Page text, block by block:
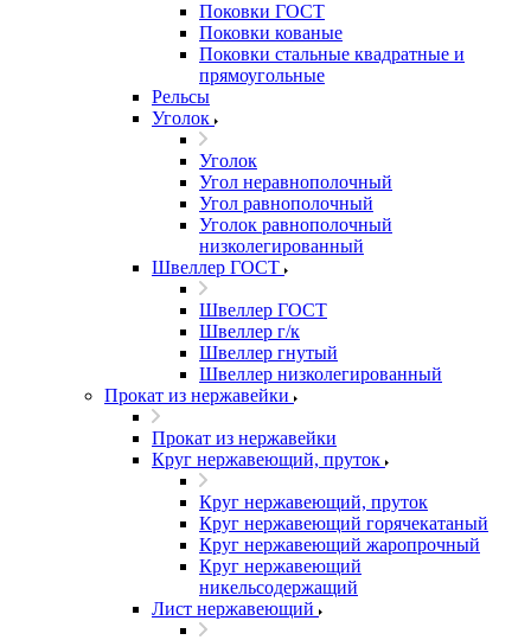
Поковки ГОСТ
Поковки кованые
Поковки стальные квадратные и
прямоугольные
Рельсы
Уголок
Уголок
Угол неравнополочный
Угол равнополочный
Уголок равнополочный
низколегированный
Швеллер ГОСТ
Швеллер ГОСТ
Швеллер г/к
Швеллер гнутый
Швеллер низколегированный
Прокат из нержавейки
Прокат из нержавейки
Круг нержавеющий, пруток
Круг нержавеющий, пруток
Круг нержавеющий горячекатаный
Круг нержавеющий жаропрочный
Круг нержавеющий
никельсодержащий
Лист нержавеющий